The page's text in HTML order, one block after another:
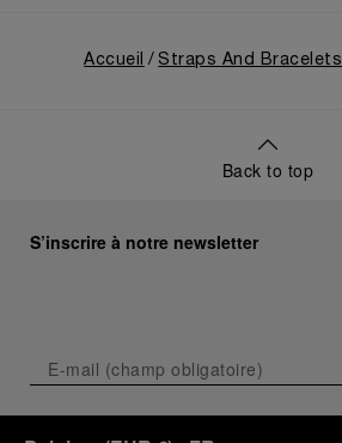
Accueil Straps And Bracelets
Back to top
S’inscrire à notre newsletter